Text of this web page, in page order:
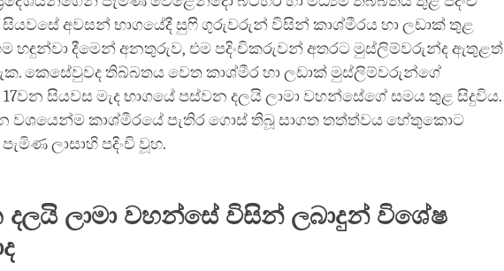
සියවසේ අවසන් භාගයේදී සුෆි ගුරුවරුන් විසින් කාශ්මීරය හා ලඩාක් තුළ
හඳුන්වා දීමෙන් අනතුරුව, එම පදිංචිකරුවන් අතරට මුස්ලිම්වරුන්ද ඇතුළත්
කෙසේවුවද තිබ්බතය වෙත කාශ්මීර හා ලඩාක් මුස්ලිම්වරුන්ගේ
සියවස මැද භාගයේ පස්වන දලයි ලාමා වහන්සේගේ සමය තුළ සිදුවිය.
වශයෙන්ම කාශ්මීරයේ පැතිර ගොස් තිබූ සාගත තත්ත්වය හේතුකොට
ලාසාහි පදිංචි වූහ.
ලාමා වහන්සේ විසින් ලබාදුන් විශේෂ